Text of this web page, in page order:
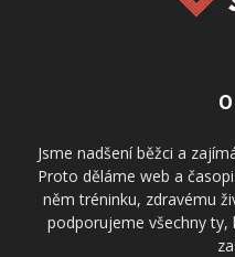
Jsme nadšení běžci a
Proto děláme web a
něm tréninku, zdravému
podporujeme všechny